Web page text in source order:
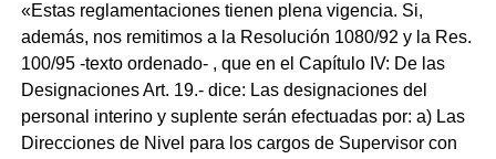
«Estas reglamentaciones tienen plena vigencia. Si,
además, nos remitimos a la Resolución 1080/92 y la Res.
100/95 -texto ordenado- , que en el Capítulo IV: De las
Designaciones Art. 19.- dice: Las designaciones del
personal interino y suplente serán efectuadas por: a) Las
Direcciones de Nivel para los cargos de Supervisor con